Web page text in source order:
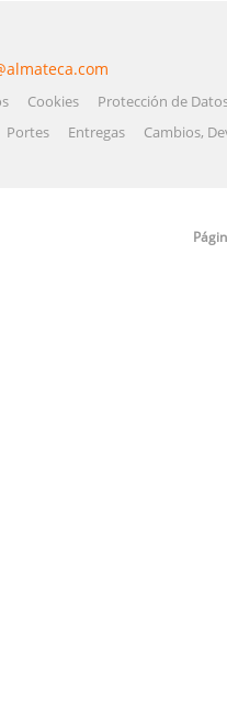
Cookies
Protección de
Portes Entregas
Cambios,